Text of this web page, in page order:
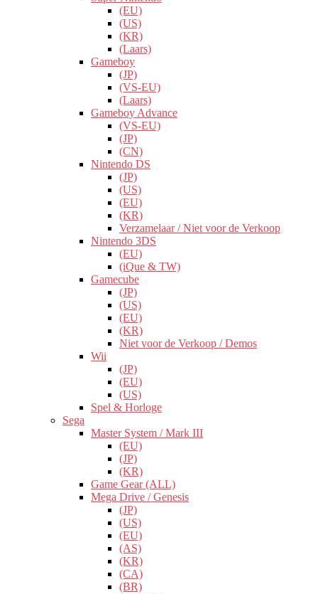
(EU)
(US)
(KR)
(Laars)
Gameboy
(JP)
(VS-EU)
(Laars)
Gameboy Advance
(VS-EU)
(JP)
(CN)
Nintendo DS
(JP)
(US)
(EU)
(KR)
Verzamelaar / Niet voor de Verkoop
Nintendo 3DS
(EU)
(iQue & TW)
Gamecube
(JP)
(US)
(EU)
(KR)
Niet voor de Verkoop / Demos
Wii
(JP)
(EU)
(US)
Spel & Horloge
Sega
Master System / Mark III
(EU)
(JP)
(KR)
Game Gear (ALL)
Mega Drive / Genesis
(JP)
(US)
(EU)
(AS)
(KR)
(CA)
(BR)